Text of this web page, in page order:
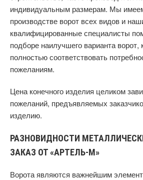
индивидуальным размерам. Мы
производстве ворот всех видов и
квалифицированные специалисты
подборе наилучшего варианта ворот,
полностью соответствовать
пожеланиям.
Цена конечного изделия целиком
пожеланий, предъявляемых
изделию.
РАЗНОВИДНОСТИ
ЗАКАЗ ОТ «АРТЕЛЬ-М»
Ворота являются важнейшим